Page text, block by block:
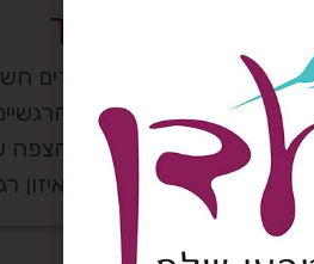
פרחי באך
פרחי הבאך המאפשרים
ומודעות להיבטים
שבעומקה של הבעיה והצפה
עד השלמת התדר ואיזון